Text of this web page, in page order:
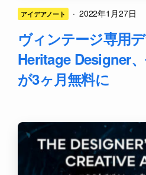
アイデアノート · 2022年1月27日
ヴィンテージ専用
Heritage Designer
が3ヶ月無料に